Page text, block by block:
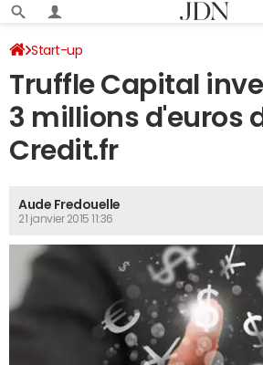
Start-up
Truffle Capital
3 millions d'euros
Credit.fr
Aude Fredouelle
21 janvier 2015 11:36